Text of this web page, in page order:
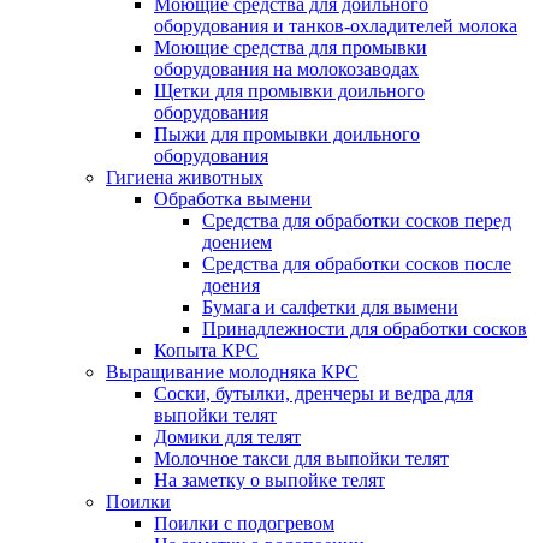
оборудования и танков-охладителей молока
Моющие средства для промывки
оборудования на молокозаводах
Щетки для промывки доильного
оборудования
Пыжи для промывки доильного
оборудования
Гигиена животных
Обработка вымени
Средства для обработки сосков перед
доением
Средства для обработки сосков после
доения
Бумага и салфетки для вымени
Принадлежности для обработки сосков
Копыта КРС
Выращивание молодняка КРС
Соски, бутылки, дренчеры и ведра для
выпойки телят
Домики для телят
Молочное такси для выпойки телят
На заметку о выпойке телят
Поилки
Поилки с подогревом